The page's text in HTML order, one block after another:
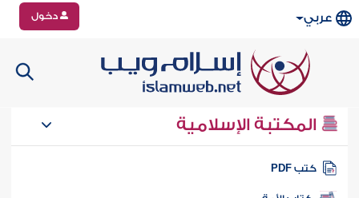
عربي دخول
المكتبة الإسلامية
كتب PDF